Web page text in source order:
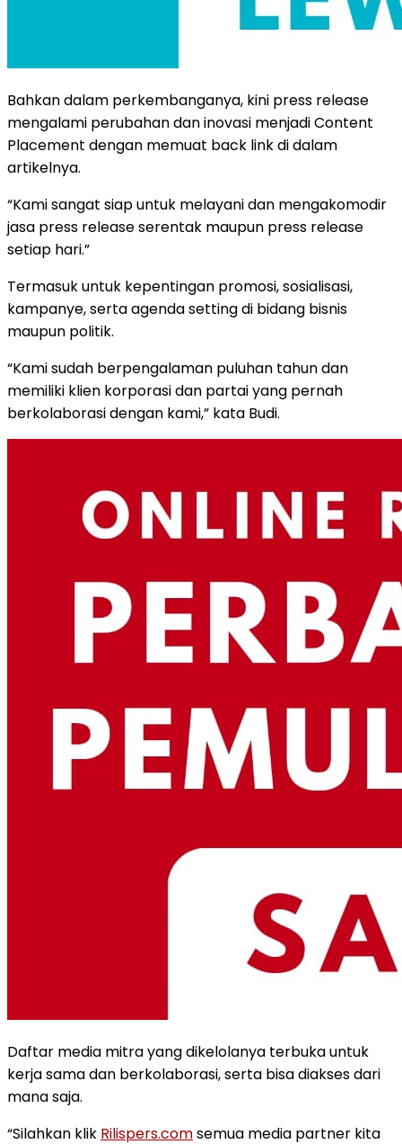
Bahkan dalam perkembanganya, kini press release
mengalami perubahan dan inovasi menjadi Content
Placement dengan memuat back link di dalam
artikelnya.
“Kami sangat siap untuk melayani dan mengakomodir
jasa press release serentak maupun press release
setiap hari.”
Termasuk untuk kepentingan promosi, sosialisasi,
kampanye, serta agenda setting di bidang bisnis
maupun politik.
“Kami sudah berpengalaman puluhan tahun dan
memiliki klien korporasi dan partai yang pernah
berkolaborasi dengan kami,” kata Budi.
Daftar media mitra yang dikelolanya terbuka untuk
kerja sama dan berkolaborasi, serta bisa diakses dari
mana saja.
“Silahkan klik Rilispers.comsemua media partner kita